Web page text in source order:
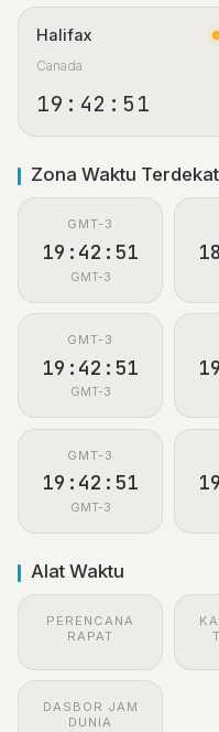
Halifax
Canada
19:42:52
Zona Waktu Terdekat
GMT-3
19:42:52
GMT-3
GMT-3
19:42:52
GMT-3
GMT-3
19:42:52
GMT-3
Alat Waktu
PERENCANA
RAPAT
DASBOR JAM
DUNIA